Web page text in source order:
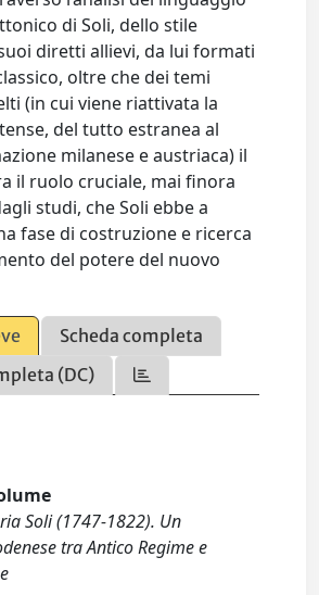
di Soli, dello stile
diretti allievi, da lui formati
oltre che dei temi
(in cui viene riattivata la
del tutto estranea al
milanese e austriaca) il
il ruolo cruciale, mai finora
studi, che Soli ebbe a
fase di costruzione e ricerca
del potere del nuovo
Scheda completa
(DC)
Soli (1747-1822). Un
tra Antico Regime e